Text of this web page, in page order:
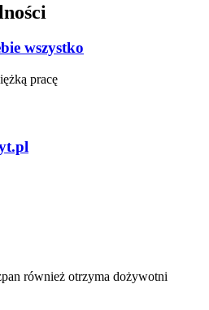
wszystko
pracę
również otrzyma dożywotni